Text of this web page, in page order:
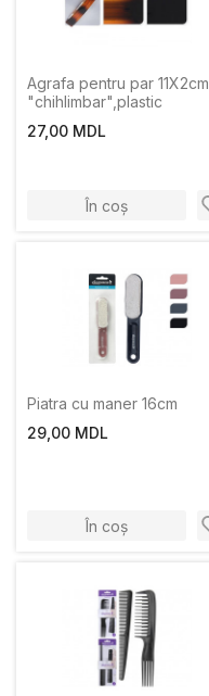
Agrafa pentru par 11X2cm
"chihlimbar",plastic
27,00 MDL
În coș
Piatra cu maner 16cm
29,00 MDL
În coș